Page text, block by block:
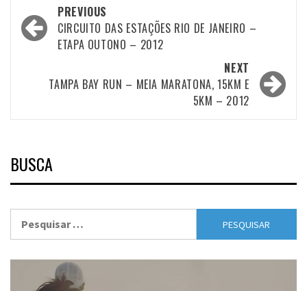
Post
navigation
PREVIOUS
CIRCUITO DAS ESTAÇÕES RIO DE JANEIRO –
ETAPA OUTONO – 2012
NEXT
TAMPA BAY RUN – MEIA MARATONA, 15KM E
5KM – 2012
BUSCA